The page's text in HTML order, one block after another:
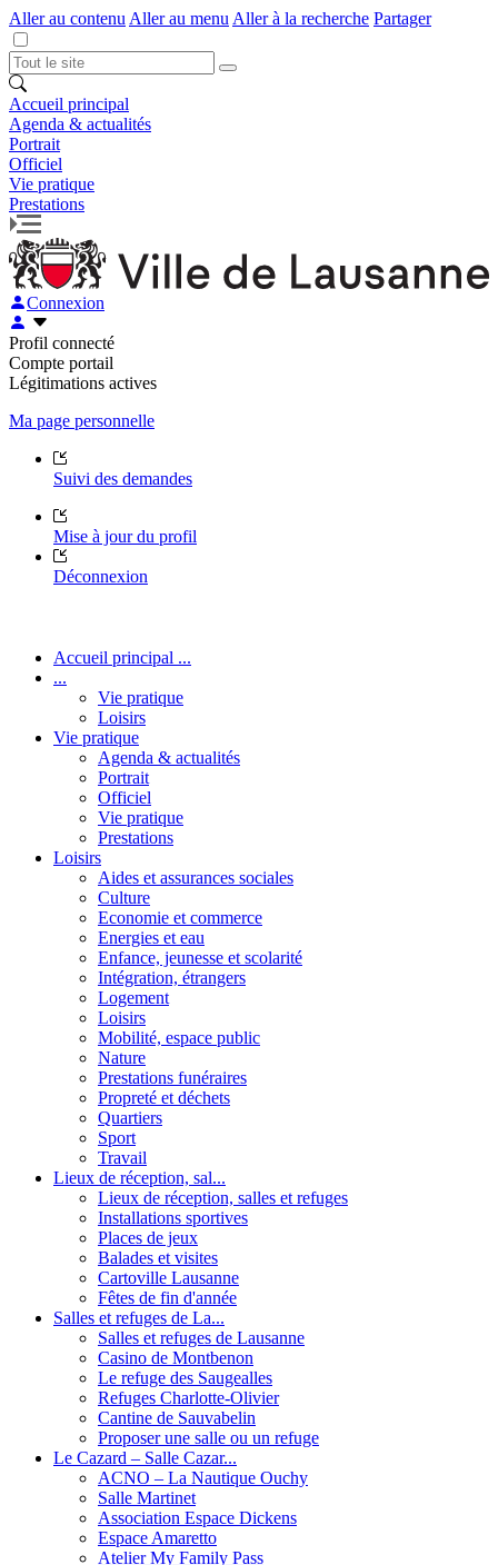
Aller au contenu Aller au menu Aller à la recherche Partager
Accueil principal
Agenda & actualités
Portrait
Officiel
Vie pratique
Prestations
Connexion
Profil connecté
Compte portail
Légitimations actives
Ma page personnelle
Suivi des demandes
Mise à jour du profil
Déconnexion
Accueil principal ...
...
Vie pratique
Loisirs
Vie pratique
Agenda & actualités
Portrait
Officiel
Vie pratique
Prestations
Loisirs
Aides et assurances sociales
Culture
Economie et commerce
Energies et eau
Enfance, jeunesse et scolarité
Intégration, étrangers
Logement
Loisirs
Mobilité, espace public
Nature
Prestations funéraires
Propreté et déchets
Quartiers
Sport
Travail
Lieux de réception, sal...
Lieux de réception, salles et refuges
Installations sportives
Places de jeux
Balades et visites
Cartoville Lausanne
Fêtes de fin d'année
Salles et refuges de La...
Salles et refuges de Lausanne
Casino de Montbenon
Le refuge des Saugealles
Refuges Charlotte-Olivier
Cantine de Sauvabelin
Proposer une salle ou un refuge
Le Cazard – Salle Cazar...
ACNO – La Nautique Ouchy
Salle Martinet
Association Espace Dickens
Espace Amaretto
Atelier My Family Pass